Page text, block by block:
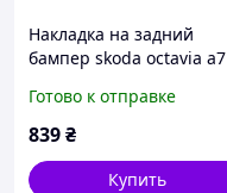
Накладка на задний
бампер skoda octavia a7
загибом. нерж. Турция
Готово к отправке
839₴
Купить